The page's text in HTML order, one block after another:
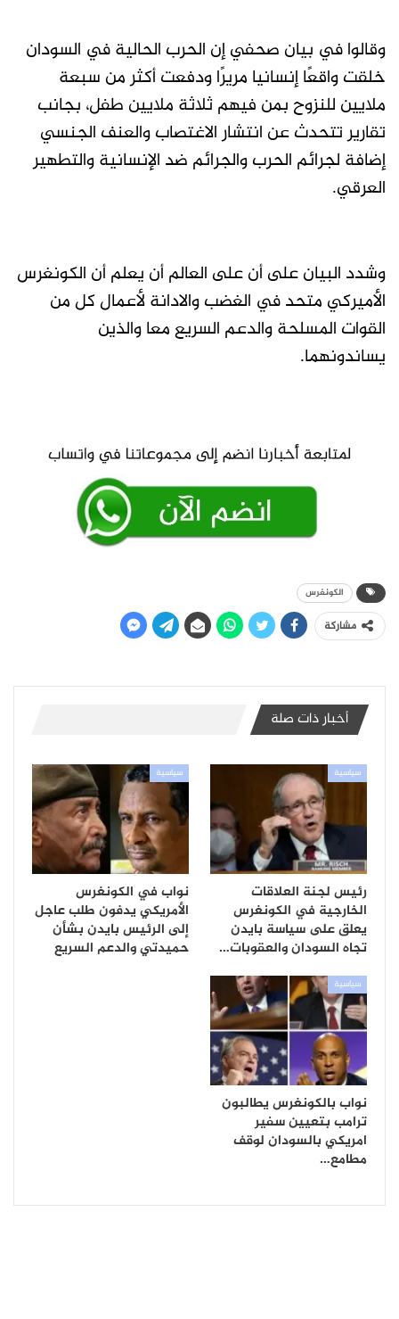
وقالوا في بيان صحفي إن الحرب الحالية في السودان
خلقت واقعًا إنسانيا مريرًا ودفعت أكثر من سبعة
ملايين للنزوح بمن فيهم ثلاثة ملايين طفل، بجانب
تقارير تتحدث عن انتشار الاغتصاب والعنف الجنسي
إضافة لجرائم الحرب والجرائم ضد الإنسانية والتطهير
العرقي.
وشدد البيان على أن على العالم أن يعلم أن الكونغرس
الأميركي متحد في الغضب والادانة لأعمال كل من
القوات المسلحة والدعم السريع معا والذين
يساندونهما.
الكونغرس
مشاركة
أخبار ذات صلة
سياسية
رئيس لجنة العلاقات
الخارجية في الكونغرس
يعلق على سياسة بايدن
تجاه السودان والعقوبات…
سياسية
نواب في الكونغرس
الأمريكي يدفون طلب عاجل
إلى الرئيس بايدن بشأن
حميدتي والدعم السريع
سياسية
نواب بالكونغرس يطالبون
ترامب بتعيين سفير
امريكي بالسودان لوقف
مطامع…